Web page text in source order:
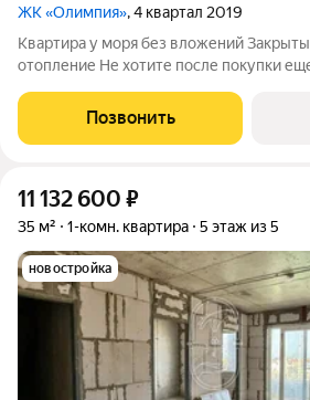
ЖК «Олимпия», 4 квартал 2019
Квартира у моря без вложений Закрытый двор Автономное
отопление Не хотите после покупки
встроенная кухня, кровать,
Позвонить
11 132 600 ₽
35 м² 1-комн. квартира 5 этаж из 5
новостройка